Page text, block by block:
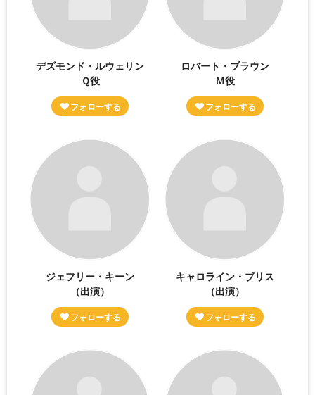
デズモンド・ルウェリン
Ｑ役
ロバート・ブラウン
Ｍ役
ジェフリー・キーン
（出演）
キャロライン・ブリス
（出演）